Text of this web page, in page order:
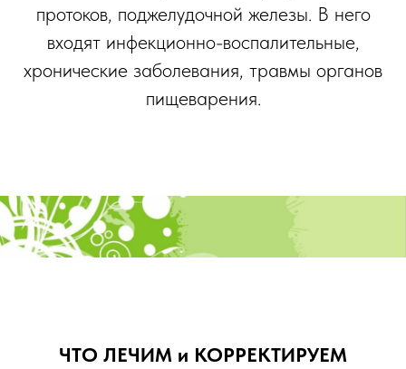
протоков, поджелудочной железы. В него
входят инфекционно-воспалительные,
хронические заболевания, травмы органов
пищеварения.
ЧТО ЛЕЧИМ и КОРРЕКТИРУЕМ